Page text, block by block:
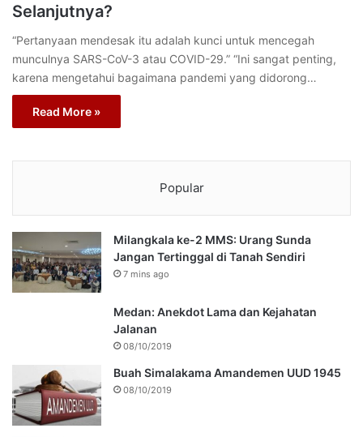
Selanjutnya?
“Pertanyaan mendesak itu adalah kunci untuk mencegah
munculnya SARS-CoV-3 atau COVID-29.” “Ini sangat penting,
karena mengetahui bagaimana pandemi yang didorong…
Read More »
Popular
Milangkala ke-2 MMS: Urang Sunda
Jangan Tertinggal di Tanah Sendiri
7 mins ago
Medan: Anekdot Lama dan Kejahatan
Jalanan
08/10/2019
Buah Simalakama Amandemen UUD 1945
08/10/2019